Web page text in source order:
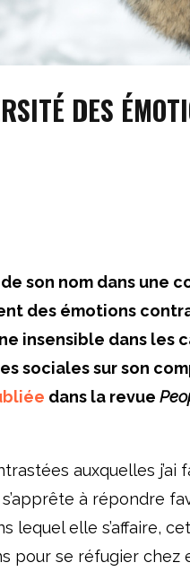
DES
son nom dans une
des émotions
insensible dans les
sociales sur son
dans la revue
auxquelles
à répondre
lequel elle s’affaire,
pour se réfugier chez